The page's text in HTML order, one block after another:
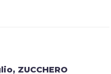
ZUCCHERO